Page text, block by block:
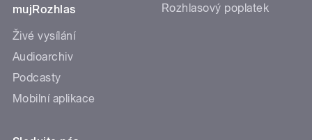
mujRozhlas
Živé vysílání
Audioarchiv
Podcasty
Mobilní aplikace
Rozhlasový poplatek